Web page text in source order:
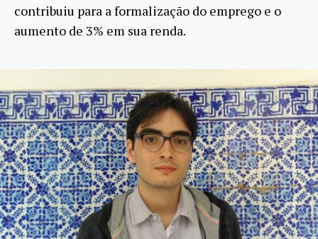
contribuiu para a formalização do emprego e o
aumento de 3% em sua renda.